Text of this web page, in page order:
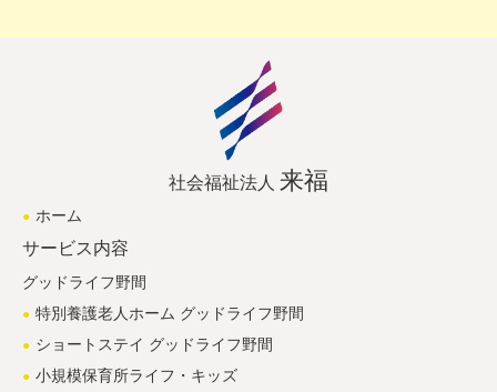
社会福祉法人 来福
ホーム
サービス内容
グッドライフ野間
特別養護老人ホーム グッドライフ野間
ショートステイ グッドライフ野間
小規模保育所ライフ・キッズ